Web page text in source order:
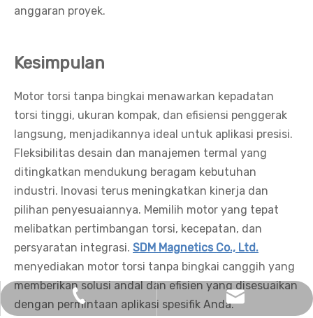
anggaran proyek.
Kesimpulan
Motor torsi tanpa bingkai menawarkan kepadatan
torsi tinggi, ukuran kompak, dan efisiensi penggerak
langsung, menjadikannya ideal untuk aplikasi presisi.
Fleksibilitas desain dan manajemen termal yang
ditingkatkan mendukung beragam kebutuhan
industri. Inovasi terus meningkatkan kinerja dan
pilihan penyesuaiannya. Memilih motor yang tepat
melibatkan pertimbangan torsi, kecepatan, dan
persyaratan integrasi. SDM Magnetics Co., Ltd.
menyediakan motor torsi tanpa bingkai canggih yang
memberikan solusi andal dan efisien yang disesuaikan
dengan permintaan aplikasi spesifik Anda.
+86-138-5712-7332
pertanyaan@magnet-sdm.com